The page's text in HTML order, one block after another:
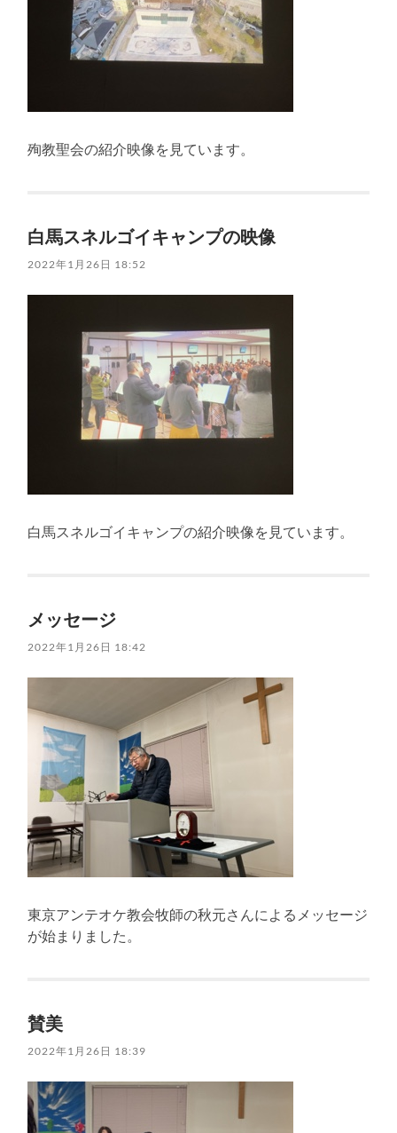
殉教聖会の紹介映像を見ています。
白馬スネルゴイキャンプの映像
2022年1月26日 18:52
白馬スネルゴイキャンプの紹介映像を見ています。
メッセージ
2022年1月26日 18:42
東京アンテオケ教会牧師の秋元さんによるメッセージ
が始まりました。
賛美
2022年1月26日 18:39